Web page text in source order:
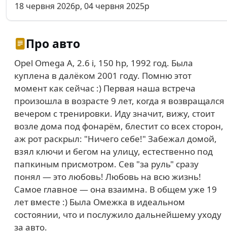
18 червня 2026р, 04 червня 2025р
Про авто
Opel Omega A, 2.6 i, 150 hp, 1992 год. Была
куплена в далёком 2001 году. Помню этот
момент как сейчас :) Первая наша встреча
произошла в возрасте 9 лет, когда я возвращался
вечером с тренировки. Иду значит, вижу, стоит
возле дома под фонарём, блестит со всех сторон,
аж рот раскрыл: "Ничего себе!" Забежал домой,
взял ключи и бегом на улицу, естественно под
папкиным присмотром. Сев "за руль" сразу
понял — это любовь! Любовь на всю жизнь!
Самое главное — она взаимна. В общем уже 19
лет вместе :) Была Омежка в идеальном
состоянии, что и послужило дальнейшему уходу
за авто.